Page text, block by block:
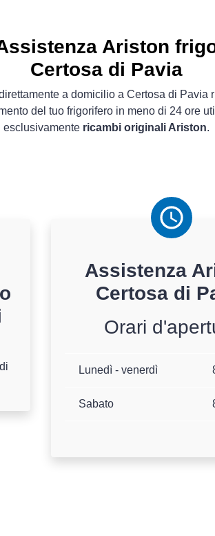
Ariston
Certosa di Pavia
a domicilio a Certosa di Pavia
del tuo frigorifero in meno di 24 ore
esclusivamente ricambi originali Ariston.
Assistenza
Certosa di
Orari
Lunedì - venerdì
Sabato